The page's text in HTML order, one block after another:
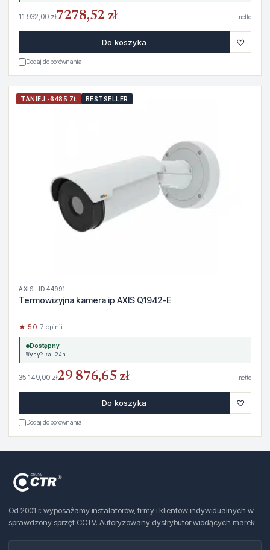
11 932,00 zł7278,52 zł netto
Do koszyka ♡
Dodaj do porównania
TANIEJ -6485 ZŁ BESTSELLER
AXIS · ID 44991
Termowizyjna kamera ip AXIS Q1942-E
★ 5.0· 7 opinii
Dostępny
Wysyłka 24h
35 149,00 zł29 876,65 zł netto
Do koszyka ♡
Dodaj do porównania
Od 2001 r. wyposażamy instalatorów, firmy i klientów indywidualnych w
sprawdzony sprzęt CCTV. Autoryzowany dystrybutor wiodących marek.